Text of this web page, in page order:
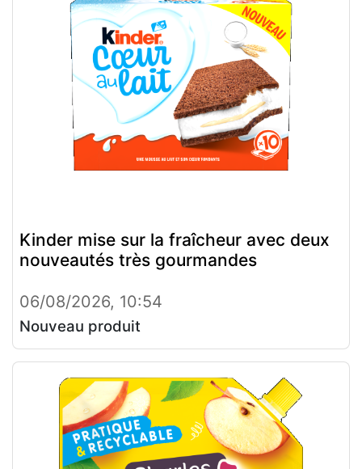
Kinder mise sur la fraîcheur avec deux
nouveautés très gourmandes
06/08/2026, 10:54
Nouveau produit